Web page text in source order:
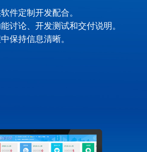
件定制开发配合。
讨论、开发测试和交付说明。
保持信息清晰。